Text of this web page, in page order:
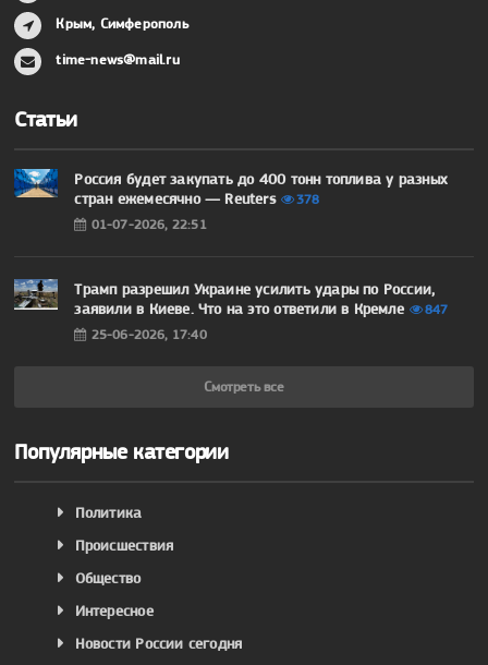
Крым, Симферополь
time-news@mail.ru
Статьи
Россия будет закупать до 400 тонн топлива у разных
стран ежемесячно — Reuters
378
01-07-2026, 22:51
Трамп разрешил Украине усилить удары по России,
заявили в Киеве. Что на это ответили в Кремле
847
25-06-2026, 17:40
Смотреть все
Популярные категории
Политика
Происшествия
Общество
Интересное
Новости России сегодня